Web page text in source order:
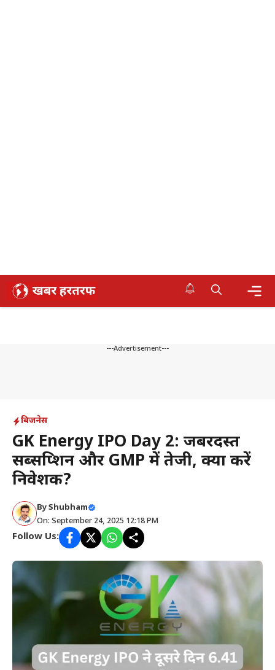
Skip
---Advertisement---
बिजनेस
GK Energy IPO Day 2: जबरदस्त
सब्सक्रिप्शन और GMP में तेजी, क्या करें
निवेशक?
ByShubham
On: September 24, 2025 12:18 PM
Follow Us: